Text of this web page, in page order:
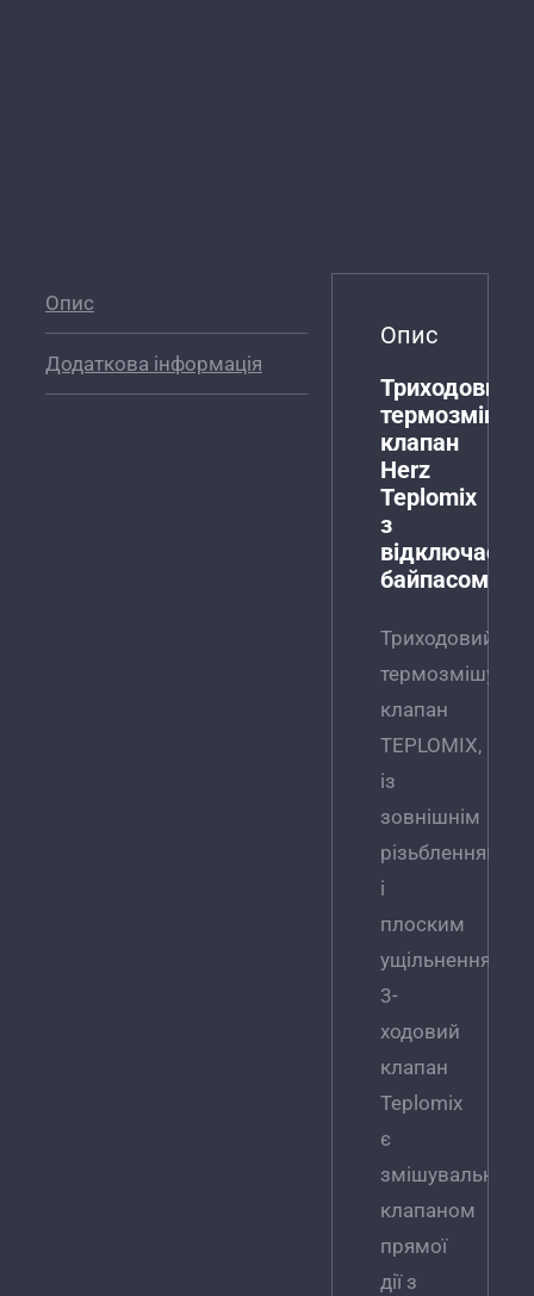
Опис
Додаткова інформація
Опис
Триходовий
клапан
Herz
Teplomix
з
байпасом
Триходовий
клапан
TEPLOMIX,
із
зовнішнім
різьбленням
і
плоским
ущільненням.
3-
ходовий
клапан
Teplomix
є
змішувальним
клапаном
прямої
дії з